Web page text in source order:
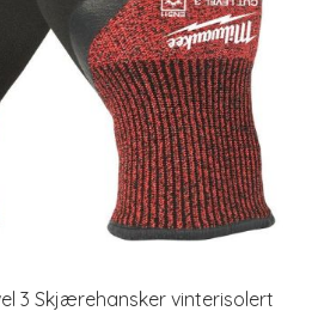
3 Skjærehansker vinterisolert